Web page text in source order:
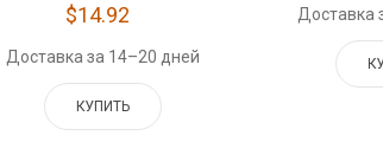
$14.92
Доставка за 14–20 дней
КУПИТЬ
Доставка